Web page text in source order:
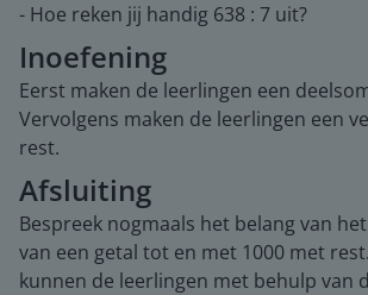
- Hoe reken jij handig 638 : 7 uit?
Inoefening
Eerst maken de leerlingen een
Vervolgens maken de leerlingen een
rest.
Afsluiting
Bespreek nogmaals het belang van
van een getal tot en met 1000 met
kunnen de leerlingen met behulp van